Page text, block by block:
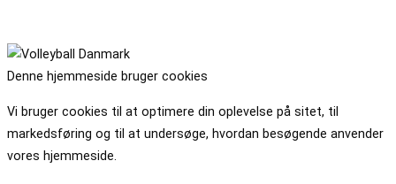
Denne hjemmeside bruger cookies
Vi bruger cookies til at optimere din oplevelse på sitet, til
markedsføring og til at undersøge, hvordan besøgende anvender
vores hjemmeside.